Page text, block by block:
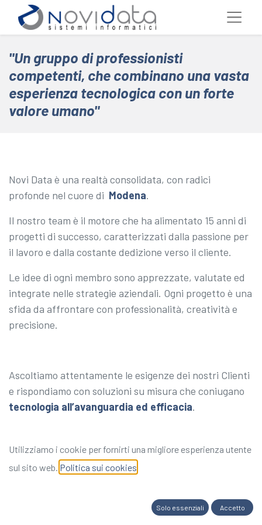
"Un gruppo di professionisti
competenti, che combinano una vasta
esperienza tecnologica con un forte
valore umano"
Novi Data è una realtà consolidata, con radici
profonde nel cuore di Modena.
Il nostro team è il motore che ha alimentato 15 anni di
progetti di successo, caratterizzati dalla passione per
il lavoro e dalla costante dedizione verso il cliente.
Le idee di ogni membro sono apprezzate, valutate ed
integrate nelle strategie aziendali. Ogni progetto è una
sfida da affrontare con professionalità, creatività e
precisione.
Ascoltiamo attentamente le esigenze dei nostri Clienti
e rispondiamo con soluzioni su misura che coniugano
tecnologia all’avanguardia ed efficacia.
Utilizziamo i cookie per fornirti una migliore esperienza utente
sul sito web. Politica sui cookies
Solo essenziali Accetto